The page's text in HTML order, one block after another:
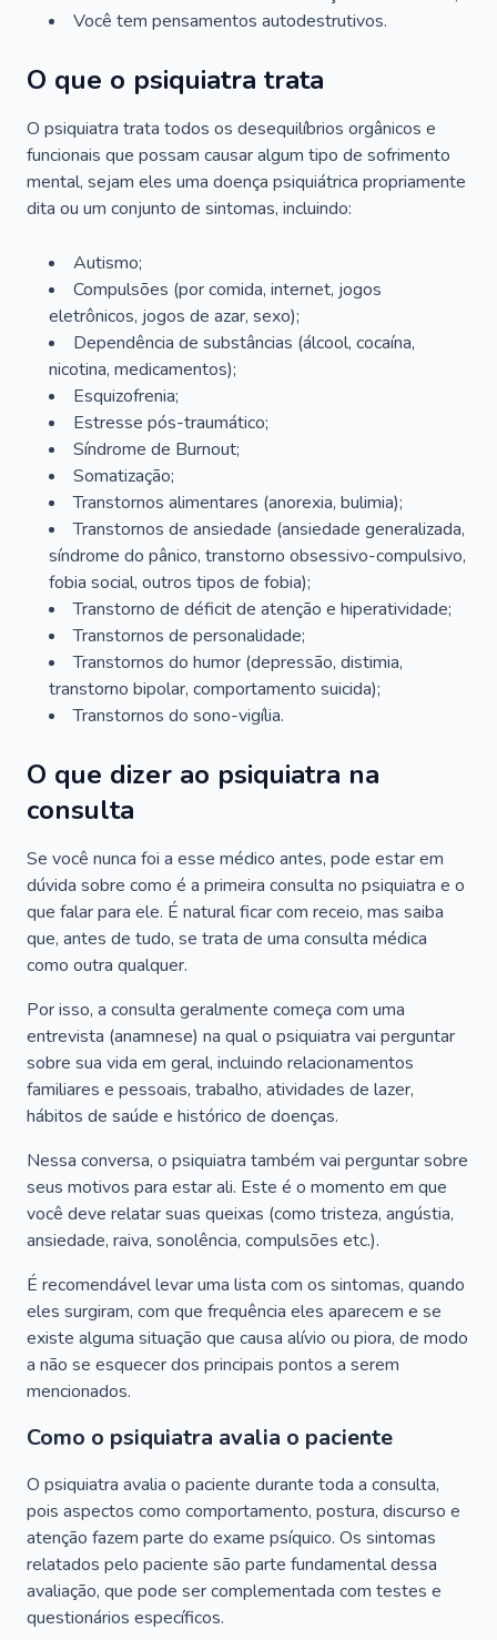
Você tem pensamentos autodestrutivos.
O que o psiquiatra trata
O psiquiatra trata todos os desequilíbrios orgânicos e
funcionais que possam causar algum tipo de sofrimento
mental, sejam eles uma doença psiquiátrica propriamente
dita ou um conjunto de sintomas, incluindo:
Autismo;
Compulsões (por comida, internet, jogos
eletrônicos, jogos de azar, sexo);
Dependência de substâncias (álcool, cocaína,
nicotina, medicamentos);
Esquizofrenia;
Estresse pós-traumático;
Síndrome de Burnout;
Somatização;
Transtornos alimentares (anorexia, bulimia);
Transtornos de ansiedade (ansiedade generalizada,
síndrome do pânico, transtorno obsessivo-compulsivo,
fobia social, outros tipos de fobia);
Transtorno de déficit de atenção e hiperatividade;
Transtornos de personalidade;
Transtornos do humor (depressão, distimia,
transtorno bipolar, comportamento suicida);
Transtornos do sono-vigília.
O que dizer ao psiquiatra na
consulta
Se você nunca foi a esse médico antes, pode estar em
dúvida sobre como é a primeira consulta no psiquiatra e o
que falar para ele. É natural ficar com receio, mas saiba
que, antes de tudo, se trata de uma consulta médica
como outra qualquer.
Por isso, a consulta geralmente começa com uma
entrevista (anamnese) na qual o psiquiatra vai perguntar
sobre sua vida em geral, incluindo relacionamentos
familiares e pessoais, trabalho, atividades de lazer,
hábitos de saúde e histórico de doenças.
Nessa conversa, o psiquiatra também vai perguntar sobre
seus motivos para estar ali. Este é o momento em que
você deve relatar suas queixas (como tristeza, angústia,
ansiedade, raiva, sonolência, compulsões etc.).
É recomendável levar uma lista com os sintomas, quando
eles surgiram, com que frequência eles aparecem e se
existe alguma situação que causa alívio ou piora, de modo
a não se esquecer dos principais pontos a serem
mencionados.
Como o psiquiatra avalia o paciente
O psiquiatra avalia o paciente durante toda a consulta,
pois aspectos como comportamento, postura, discurso e
atenção fazem parte do exame psíquico. Os sintomas
relatados pelo paciente são parte fundamental dessa
avaliação, que pode ser complementada com testes e
questionários específicos.